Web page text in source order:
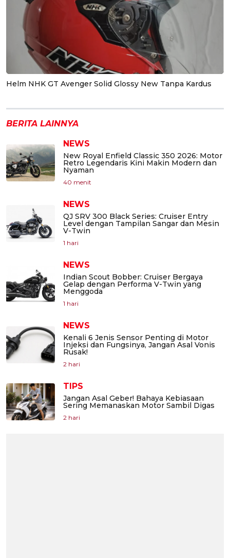
Helm NHK GT Avenger Solid Glossy New Tanpa Kardus
BERITA LAINNYA
NEWS
New Royal Enfield Classic 350 2026: Motor
Retro Legendaris Kini Makin Modern dan
Nyaman
40 menit
NEWS
QJ SRV 300 Black Series: Cruiser Entry
Level dengan Tampilan Sangar dan Mesin
V-Twin
1 hari
NEWS
Indian Scout Bobber: Cruiser Bergaya
Gelap dengan Performa V-Twin yang
Menggoda
1 hari
NEWS
Kenali 6 Jenis Sensor Penting di Motor
Injeksi dan Fungsinya, Jangan Asal Vonis
Rusak!
2 hari
TIPS
Jangan Asal Geber! Bahaya Kebiasaan
Sering Memanaskan Motor Sambil Digas
2 hari